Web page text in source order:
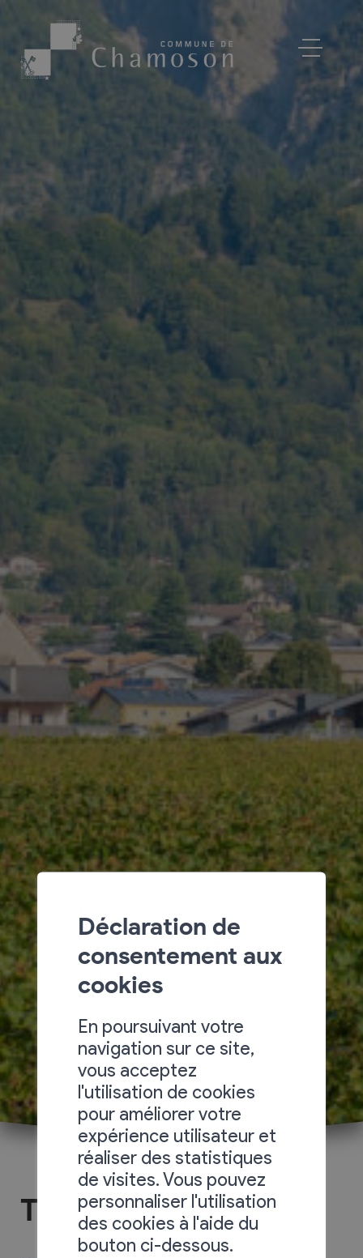
Travaux publics
Déclaration de
consentement aux
cookies
En poursuivant votre
navigation sur ce site,
vous acceptez
l'utilisation de cookies
pour améliorer votre
expérience utilisateur et
réaliser des statistiques
de visites. Vous pouvez
personnaliser l'utilisation
des cookies à l'aide du
bouton ci-dessous.